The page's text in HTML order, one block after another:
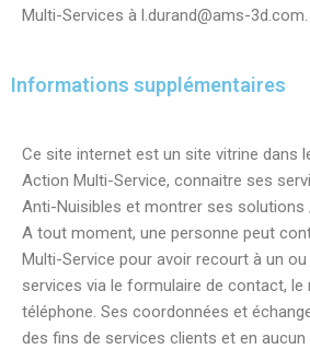
Multi-Services à l.durand@ams-3d.com.
Informations supplémentaires
Ce site internet est un site vitrine dans
Action Multi-Service, connaitre ses
Anti-Nuisibles et montrer ses solutions
A tout moment, une personne peut
Multi-Service pour avoir recourt à un
services via le formulaire de contact, le
téléphone. Ses coordonnées et
des fins de services clients et en